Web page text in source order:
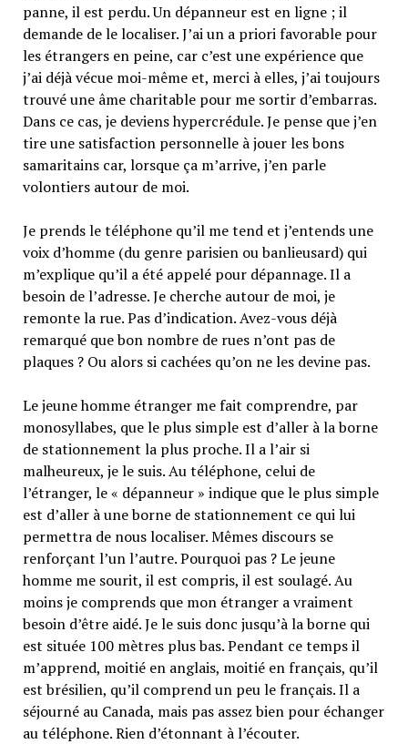
panne, il est perdu. Un dépanneur est en ligne ; il
demande de le localiser. J’ai un a priori favorable pour
les étrangers en peine, car c’est une expérience que
j’ai déjà vécue moi-même et, merci à elles, j’ai toujours
trouvé une âme charitable pour me sortir d’embarras.
Dans ce cas, je deviens hypercrédule. Je pense que j’en
tire une satisfaction personnelle à jouer les bons
samaritains car, lorsque ça m’arrive, j’en parle
volontiers autour de moi.
Je prends le téléphone qu’il me tend et j’entends une
voix d’homme (du genre parisien ou banlieusard) qui
m’explique qu’il a été appelé pour dépannage. Il a
besoin de l’adresse. Je cherche autour de moi, je
remonte la rue. Pas d’indication. Avez-vous déjà
remarqué que bon nombre de rues n’ont pas de
plaques ? Ou alors si cachées qu’on ne les devine pas.
Le jeune homme étranger me fait comprendre, par
monosyllabes, que le plus simple est d’aller à la borne
de stationnement la plus proche. Il a l’air si
malheureux, je le suis. Au téléphone, celui de
l’étranger, le « dépanneur » indique que le plus simple
est d’aller à une borne de stationnement ce qui lui
permettra de nous localiser. Mêmes discours se
renforçant l’un l’autre. Pourquoi pas ? Le jeune
homme me sourit, il est compris, il est soulagé. Au
moins je comprends que mon étranger a vraiment
besoin d’être aidé. Je le suis donc jusqu’à la borne qui
est située 100 mètres plus bas. Pendant ce temps il
m’apprend, moitié en anglais, moitié en français, qu’il
est brésilien, qu’il comprend un peu le français. Il a
séjourné au Canada, mais pas assez bien pour échanger
au téléphone. Rien d’étonnant à l’écouter.